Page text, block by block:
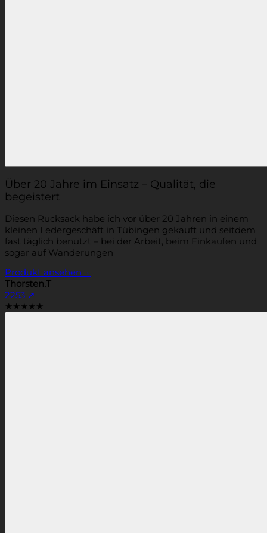
Über 20 Jahre im Einsatz – Qualität, die
begeistert
Diesen Rucksack habe ich vor über 20 Jahren in einem
kleinen Ledergeschäft in Tübingen gekauft und seitdem
fast täglich benutzt – bei der Arbeit, beim Einkaufen und
sogar auf Wanderungen
Produkt ansehen →
Thorsten.T
2253 ↗
★★★★★